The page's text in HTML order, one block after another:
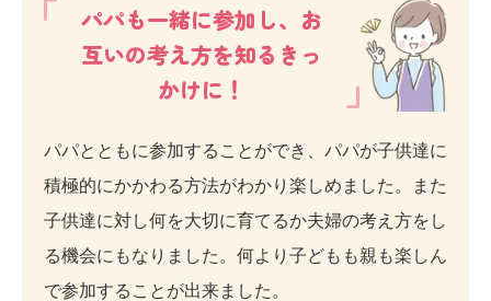
パパも一緒に参加し、お
互いの考え方を知るきっ
かけに！
パパとともに参加することができ、パパが子供達に
積極的にかかわる方法がわかり楽しめました。また
子供達に対し何を大切に育てるか夫婦の考え方をし
る機会にもなりました。何より子どもも親も楽しん
で参加することが出来ました。